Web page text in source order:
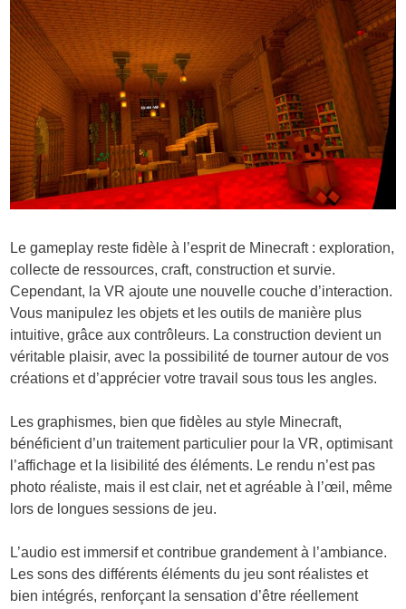
Le gameplay reste fidèle à l’esprit de Minecraft : exploration,
collecte de ressources, craft, construction et survie.
Cependant, la VR ajoute une nouvelle couche d’interaction.
Vous manipulez les objets et les outils de manière plus
intuitive, grâce aux contrôleurs. La construction devient un
véritable plaisir, avec la possibilité de tourner autour de vos
créations et d’apprécier votre travail sous tous les angles.
Les graphismes, bien que fidèles au style Minecraft,
bénéficient d’un traitement particulier pour la VR, optimisant
l’affichage et la lisibilité des éléments. Le rendu n’est pas
photo réaliste, mais il est clair, net et agréable à l’œil, même
lors de longues sessions de jeu.
L’audio est immersif et contribue grandement à l’ambiance.
Les sons des différents éléments du jeu sont réalistes et
bien intégrés, renforçant la sensation d’être réellement